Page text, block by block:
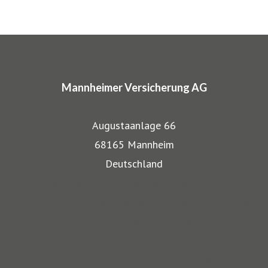
gut wieder: Gerade, wenn wertvolle Gegenstände wie
bestehen besondere Gefahren. Die Mitarbeiter der
Mannheimer bieten dafür nicht nur optimalen
Versicherungsschutz, sondern beraten auch in allen
Mannheimer Versicherung AG
Augustaanlage 66
68165 Mannheim
Deutschland